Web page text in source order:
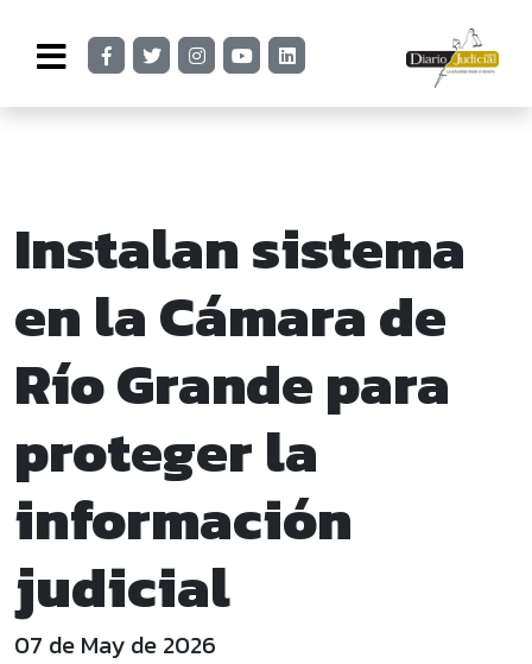
Instalan sistema
en la Cámara de
Río Grande para
proteger la
información
judicial
07 de May de 2026